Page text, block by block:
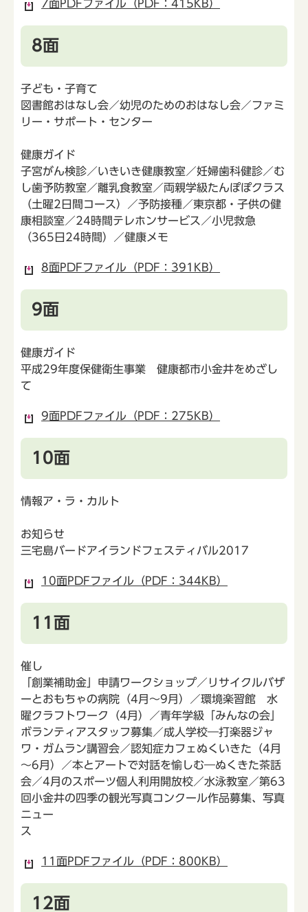
7面PDFファイル（PDF：415KB）
8面
子ども・子育て
図書館おはなし会／幼児のためのおはなし会／ファミ
リー・サポート・センター
健康ガイド
子宮がん検診／いきいき健康教室／妊婦歯科健診／む
し歯予防教室／離乳食教室／両親学級たんぽぽクラス
（土曜2日間コース）／予防接種／東京都・子供の健
康相談室／24時間テレホンサービス／小児救急
（365日24時間）／健康メモ
8面PDFファイル（PDF：391KB）
9面
健康ガイド
平成29年度保健衛生事業 健康都市小金井をめざし
て
9面PDFファイル（PDF：275KB）
10面
情報ア・ラ・カルト
お知らせ
三宅島バードアイランドフェスティバル2017
10面PDFファイル（PDF：344KB）
11面
催し
「創業補助金」申請ワークショップ／リサイクルバザ
ーとおもちゃの病院（4月～9月）／環境楽習館 水
曜クラフトワーク（4月）／青年学級「みんなの会」
ボランティアスタッフ募集／成人学校―打楽器ジャ
ワ・ガムラン講習会／認知症カフェぬくいきた（4月
～6月）／本とアートで対話を愉しむ―ぬくきた茶話
会／4月のスポーツ個人利用開放校／水泳教室／第63
回小金井の四季の観光写真コンクール作品募集、写真
ニュー
ス
11面PDFファイル（PDF：800KB）
12面